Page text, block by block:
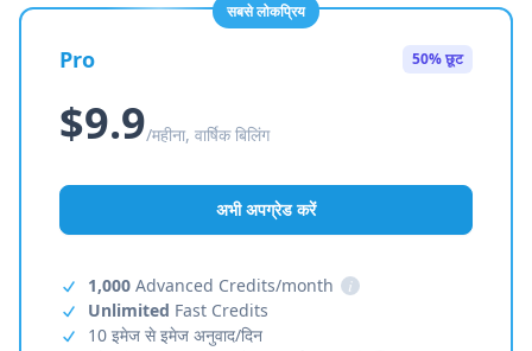
सबसे लोकप्रिय
Pro 50% छूट
$9.9/महीना, वार्षिक बिलिंग
अभी अपग्रेड करें
1,000 Advanced Credits/month
i
Unlimited Fast Credits
10 इमेज से इमेज अनुवाद/दिन